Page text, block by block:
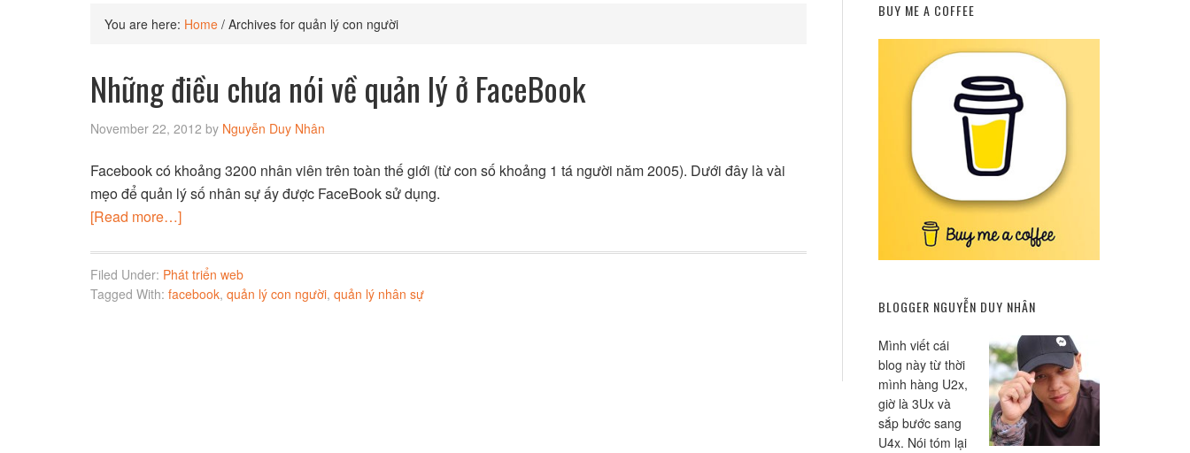
You are here: Home / Archives for quản lý con người
Những điều chưa nói về quản lý ở FaceBook
November 22, 2012 by Nguyễn Duy Nhân
Facebook có khoảng 3200 nhân viên trên toàn thế giới (từ con số khoảng 1 tá người năm 2005). Dưới đây là vài
mẹo để quản lý số nhân sự ấy được FaceBook sử dụng.
[Read more…]
Filed Under: Phát triển web
Tagged With: facebook, quản lý con người, quản lý nhân sự
BUY ME A COFFEE
BLOGGER NGUYỄN DUY NHÂN
Mình viết cái
blog này từ thời
mình hàng U2x,
giờ là 3Ux và
sắp bước sang
U4x. Nói tóm lại